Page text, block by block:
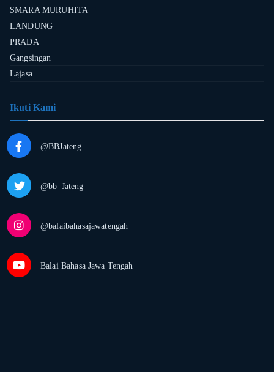
SMARA MURUHITA
LANDUNG
PRADA
Gangsingan
Lajasa
Ikuti Kami
@BBJateng
@bb_Jateng
@balaibahasajawatengah
Balai Bahasa Jawa Tengah